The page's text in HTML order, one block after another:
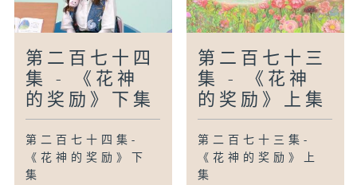
第二百七十四
集 - 《花神
的奖励》下集
第二百七十四集-
《花神的奖励》下
集
第二百七十三
集 - 《花神
的奖励》上集
第二百七十三集-
《花神的奖励》上
集